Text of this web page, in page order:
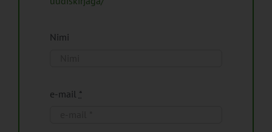
Nimi
e-mail *